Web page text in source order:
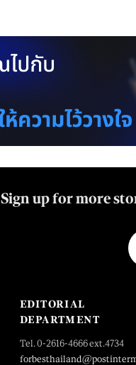
Sign up for more
EDITORIAL
DEPARTMENT
Tel. 0-2616-4666 ext.4734